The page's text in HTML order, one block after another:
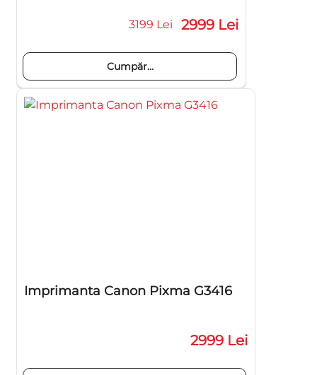
3199 Lei 2999 Lei
Cumpăr...
Imprimanta Canon Pixma G3416
2999 Lei